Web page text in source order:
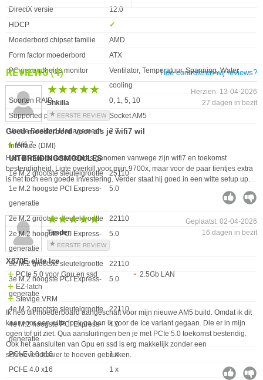
DirectX versie
12.0
HDCP
✓︎
Moederbord chipset familie
AMD
Form factor moederbord
ATX
PC gezondheids monitor
Ventilator, Temperatuur, Spanning, Water
cooling
Soorten RAID
0, 1, 5, 10
Supported processor sockets
Socket AM5
Versie Desktop Management
Interface (DMI)
2.7
UITBREIDINGSMODULES
Eigenschap Waarde
1e M.2 grootste sleutelgrootte
25110
1e M.2 hoogste PCI Express-
generatie
5.0
2e M.2 grootste sleutelgrootte
22110
2e M.2 hoogste PCI Express-
generatie
5.0
3e M.2 grootste sleutelgrootte
22110
3e M.2 hoogste PCI Express-
generatie
5.0
4e M.2 grootste sleutelgrootte
22110
4e M.2 hoogste PCI Express-
generatie
4.0
PCI-E 3.0 x16
1 x
PCI-E 4.0 x16
1 x
REVIEWS(4) Hoe controleren wij reviews?
★★★★★
★★★★★
Shkilla
EERSTE REVIEW
Herzien: 13-04-2026
27 dagen in bezit
Goed moederbord voor als je wifi7 wil
Wifi 7
Heb dit moederbord expres genomen vanwege zijn wifi7 en toekomst
bestendigheid. Ligte overkill voor mijn 9700x, maar voor de paar tientjes extra
is het toch een goede investering. Verder staat hij goed in een witte setup up.
★★★★★
★★★★★
Timder
EERSTE REVIEW
Geplaatst: 02-04-2026
16 dagen in bezit
X870E elite Ice
PCIe 5.0 voor Gpu en ssd
EZ-latch
Stevige VRM
2.5Gb LAN
Ik heb dit moederboard aangeschaft voor mijn nieuwe AM5 build. Omdat ik dit
keer voor een witte look ga ben ik voor de Ice variant gegaan. Die er in mijn
ogen tof uit ziet. Qua aansluitingen ben je met PCIe 5.0 toekomst bestendig.
Ook het aansluiten van Gpu en ssd is erg makkelijk zonder een
schroevendraaier te hoeven gebruiken.